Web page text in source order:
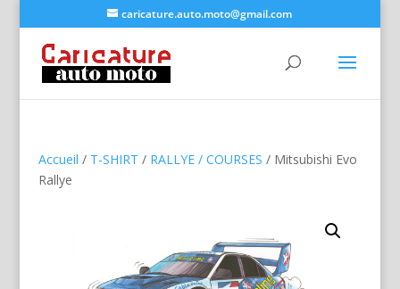
caricature.auto.moto@gmail.com
Accueil / T-SHIRT / RALLYE / COURSES / Mitsubishi Evo
Rallye